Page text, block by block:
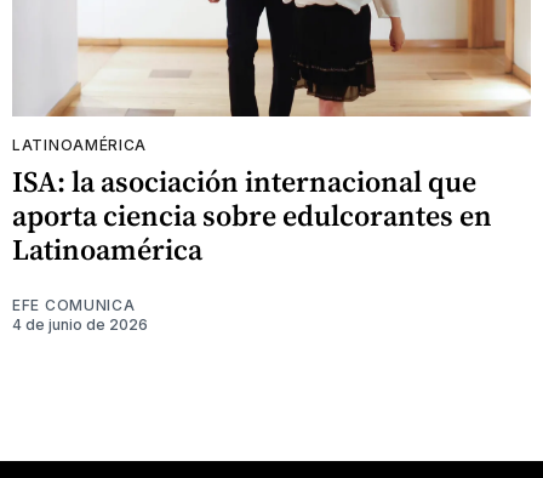
LATINOAMÉRICA
ISA: la asociación internacional que
aporta ciencia sobre edulcorantes en
Latinoamérica
EFE COMUNICA
4 de junio de 2026